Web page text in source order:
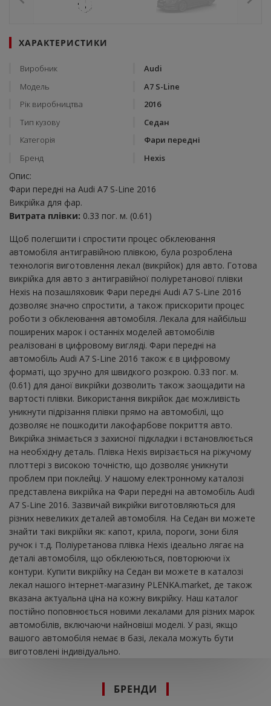
ХАРАКТЕРИСТИКИ
Виробник
Audi
Модель
A7 S-Line
Рік виробництва
2016
Тип кузову
Седан
Категорія
Фари передні
Бренд
Hexis
Опис:
Фари передні на Audi A7 S-Line 2016
Викрійка для фар.
Витрата плівки: 0.33 пог. м. (0.61)
Щоб полегшити і спростити процес обклеювання
автомобіля антигравійною плівкою, була розроблена
технологія виготовлення лекал (викрійок) для авто. Готова
викрійка для авто з антигравійної поліуретанової плівки
Hexis на позашляховик Фари передні Audi A7 S-Line 2016
дозволяє значно спростити, а також прискорити процес
роботи з обклеювання автомобіля. Лекала для найбільш
поширених марок і останніх моделей автомобілів
реалізовані в цифровому вигляді. Фари передні на
автомобіль Audi A7 S-Line 2016 також є в цифровому
форматі, що зручно для швидкого розкрою. 0.33 пог. м.
(0.61) для даної викрійки дозволить також заощадити на
вартості плівки. Використання викрійок дає можливість
уникнути підрізання плівки прямо на автомобілі, що
дозволяє не пошкодити лакофарбове покриття авто.
Викрійка знімається з захисної підкладки і встановлюється
на необхідну деталь. Плівка Hexis вирізається на ріжучому
плоттері з високою точністю, що дозволяє уникнути
проблем при поклейці. У нашому електронному каталозі
представлена ​​викрійка на Фари передні на автомобіль Audi
A7 S-Line 2016. Зазвичай викрійки виготовляються для
різних невеликих деталей автомобіля. На Седан ви можете
знайти такі викрійки як: капот, крила, пороги, зони біля
ручок і т.д. Поліуретанова плівка Hexis ідеально лягає на
деталі автомобіля, що обклеюються, повторюючи їх
контури. Купити викрійку на Седан ви можете в каталозі
лекал нашого інтернет-магазину PLENKA.market, де також
вказана актуальна ціна на кожну викрійку. Наш каталог
постійно поповнюється новими лекалами для різних марок
автомобілів, включаючи найновіші моделі. У разі, якщо
вашого автомобіля немає в базі, лекала можуть бути
виготовлені індивідуально.
БРЕНДИ